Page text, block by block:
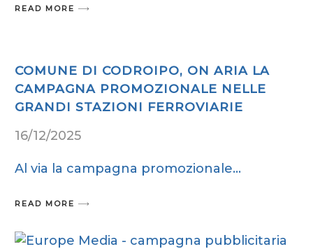
READ MORE
COMUNE DI CODROIPO, ON ARIA LA
CAMPAGNA PROMOZIONALE NELLE
GRANDI STAZIONI FERROVIARIE
16/12/2025
Al via la campagna promozionale
READ MORE